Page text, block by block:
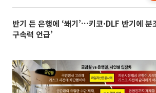
반기 든 은행에 ‘쐐기’…키코·DLF 반기에 분
구속력 언급’